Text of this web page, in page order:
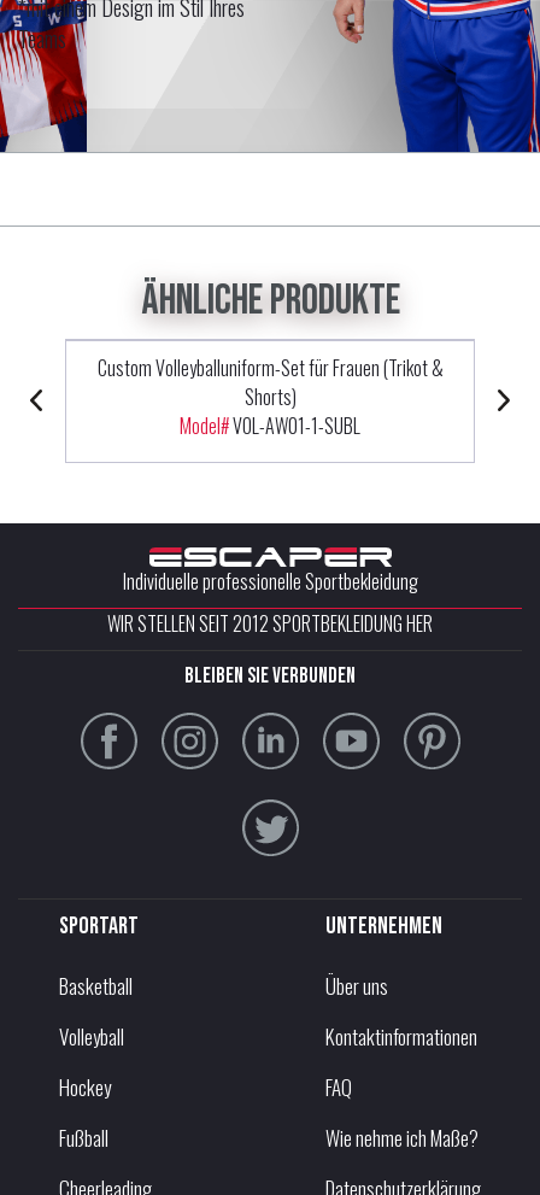
*mit einem Design im Stil Ihres
Teams
Ähnliche Produkte
Custom Volleyballuniform-Set für Frauen (Trikot &
Shorts)
Model#VOL-AW01-1-SUBL
Individuelle professionelle Sportbekleidung
WIR STELLEN SEIT 2012 SPORTBEKLEIDUNG HER
Bleiben Sie verbunden
Sportart
Basketball
Volleyball
Hockey
Fußball
Cheerleading
Unternehmen
Über uns
Kontaktinformationen
FAQ
Wie nehme ich Maße?
Datenschutzerklärung